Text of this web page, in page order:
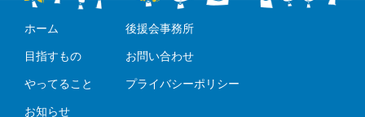
ホーム
目指すもの
やってること
お知らせ
後援会事務所
お問い合わせ
プライバシーポリシー